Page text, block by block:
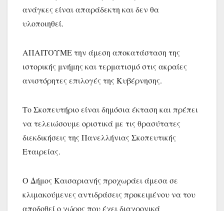
ανάγκες είναι απαράδεκτη και δεν θα
υλοποιηθεί.
ΑΠΑΙΤΟΥΜΕ την άμεση αποκατάσταση της
ιστορικής μνήμης και τερματισμό στις ακραίες
ανιστόρητες επιλογές της Κυβέρνησης.
Το Σκοπευτήριο είναι δημόσια έκταση και πρέπει
να τελειώσουμε οριστικά με τις θρασύτατες
διεκδικήσεις της Πανελλήνιας Σκοπευτικής
Εταιρείας.
Ο Δήμος Καισαριανής προχωράει άμεσα σε
κλιμακούμενες αντιδράσεις προκειμένου να του
αποδοθεί ο χώρος που έχει διαχρονικά